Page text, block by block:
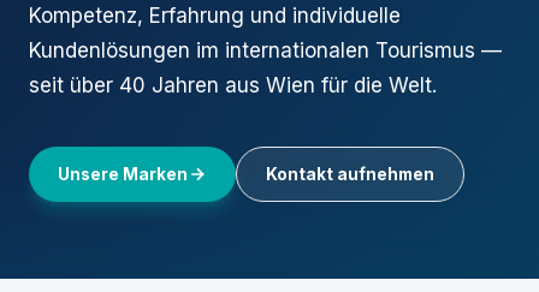
Kompetenz, Erfahrung und individuelle
Kundenlösungen im internationalen Tourismus —
seit über 40 Jahren aus Wien für die Welt.
Unsere Marken Kontakt aufnehmen